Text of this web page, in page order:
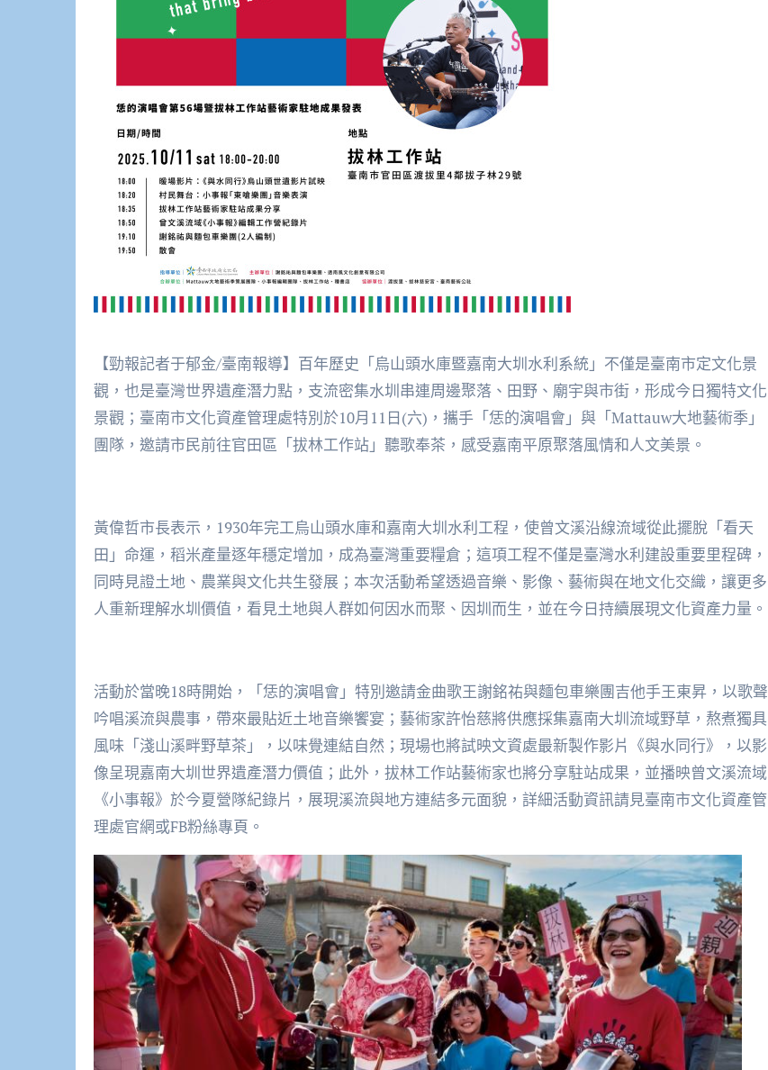
【勁報記者于郁金/臺南報導】百年歷史「烏山頭水庫暨嘉南大圳水利系統」不僅是臺南市定文化景
觀，也是臺灣世界遺產潛力點，支流密集水圳串連周邊聚落、田野、廟宇與市街，形成今日獨特文化
景觀；臺南市文化資產管理處特別於10月11日(六)，攜手「恁的演唱會」與「Mattauw大地藝術季」
團隊，邀請市民前往官田區「拔林工作站」聽歌奉茶，感受嘉南平原聚落風情和人文美景。
黃偉哲市長表示，1930年完工烏山頭水庫和嘉南大圳水利工程，使曾文溪沿線流域從此擺脫「看天
田」命運，稻米產量逐年穩定增加，成為臺灣重要糧倉；這項工程不僅是臺灣水利建設重要里程碑，
同時見證土地、農業與文化共生發展；本次活動希望透過音樂、影像、藝術與在地文化交織，讓更多
人重新理解水圳價值，看見土地與人群如何因水而聚、因圳而生，並在今日持續展現文化資產力量。
活動於當晚18時開始，「恁的演唱會」特別邀請金曲歌王謝銘祐與麵包車樂團吉他手王東昇，以歌聲
吟唱溪流與農事，帶來最貼近土地音樂饗宴；藝術家許怡慈將供應採集嘉南大圳流域野草，熬煮獨具
風味「淺山溪畔野草茶」，以味覺連結自然；現場也將試映文資處最新製作影片《與水同行》，以影
像呈現嘉南大圳世界遺產潛力價值；此外，拔林工作站藝術家也將分享駐站成果，並播映曾文溪流域
《小事報》於今夏營隊紀錄片，展現溪流與地方連結多元面貌，詳細活動資訊請見臺南市文化資產管
理處官網或FB粉絲專頁。